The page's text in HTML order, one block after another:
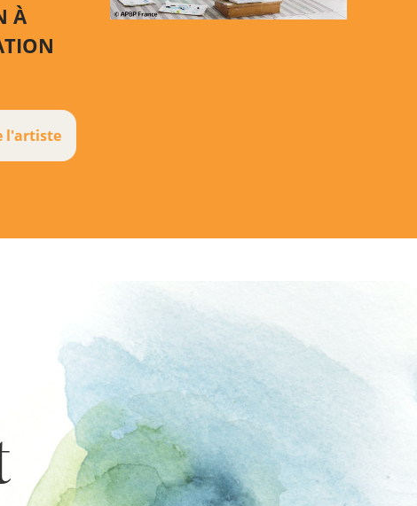
À
l'artiste